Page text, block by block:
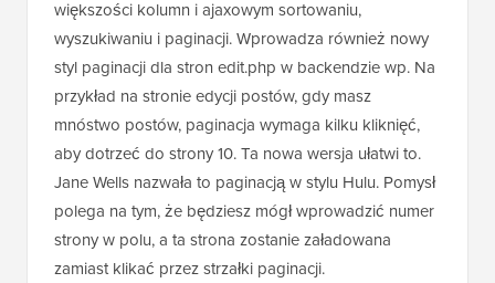
większości kolumn i ajaxowym sortowaniu,
wyszukiwaniu i paginacji. Wprowadza również nowy
styl paginacji dla stron edit.php w backendzie wp. Na
przykład na stronie edycji postów, gdy masz
mnóstwo postów, paginacja wymaga kilku kliknięć,
aby dotrzeć do strony 10. Ta nowa wersja ułatwi to.
Jane Wells nazwała to paginacją w stylu Hulu. Pomysł
polega na tym, że będziesz mógł wprowadzić numer
strony w polu, a ta strona zostanie załadowana
zamiast klikać przez strzałki paginacji.